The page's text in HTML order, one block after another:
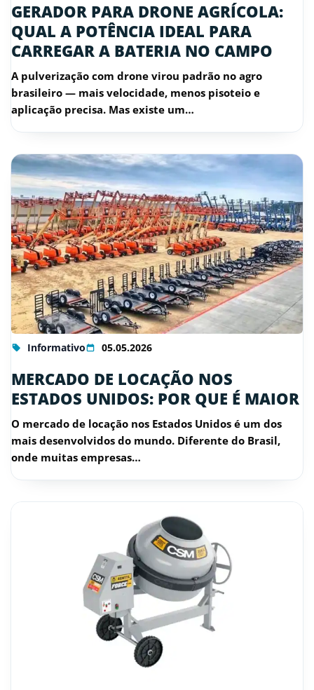
GERADOR PARA DRONE AGRÍCOLA:
QUAL A POTÊNCIA IDEAL PARA
CARREGAR A BATERIA NO CAMPO
A pulverização com drone virou padrão no agro
brasileiro — mais velocidade, menos pisoteio e
aplicação precisa. Mas existe um…
Informativo 05.05.2026
MERCADO DE LOCAÇÃO NOS
ESTADOS UNIDOS: POR QUE É MAIOR
O mercado de locação nos Estados Unidos é um dos
mais desenvolvidos do mundo. Diferente do Brasil,
onde muitas empresas…